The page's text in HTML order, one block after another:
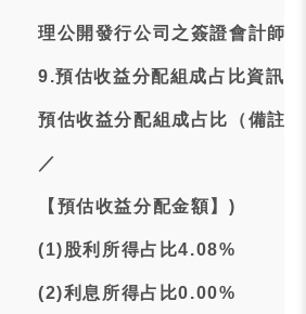
理公開發行公司之簽證會計師
9.預估收益分配組成占比資訊:
預估收益分配組成占比（備註:
／
【預估收益分配金額】)
(1)股利所得占比4.08%
(2)利息所得占比0.00%